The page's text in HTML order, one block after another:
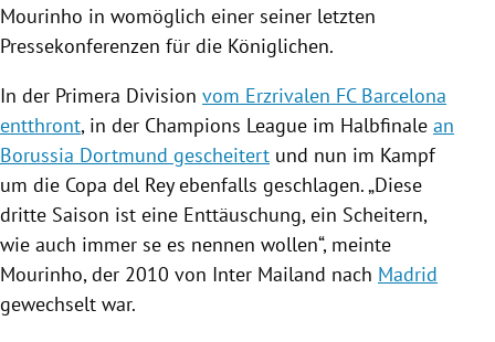
Mourinho in womöglich einer seiner letzten
Pressekonferenzen für die Königlichen.
In der Primera Division vom Erzrivalen FC Barcelona
entthront, in der Champions League im Halbfinale an
Borussia Dortmund gescheitert und nun im Kampf
um die Copa del Reyebenfalls geschlagen. „Diese
dritte Saison ist eine Enttäuschung, ein Scheitern,
wie auch immer se es nennen wollen“, meinte
Mourinho, der 2010 von Inter Mailand nach Madrid
gewechselt war.